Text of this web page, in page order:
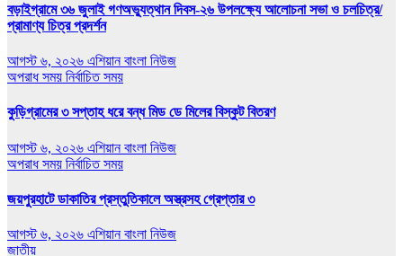
বড়াইগ্রামে ৩৬ জুলাই গণঅভ্যুত্থান দিবস-২৬ উপলক্ষ্যে আলোচনা সভা ও চলচিত্র/
প্রামাণ্য চিত্র প্রদর্শন
আগস্ট ৬, ২০২৬ এশিয়ান বাংলা নিউজ
অপরাধ সময় নির্বাচিত সময়
কুড়িগ্রামের ৩ সপ্তাহ ধরে বন্ধ মিড ডে মিলের বিস্কুট বিতরণ
আগস্ট ৬, ২০২৬ এশিয়ান বাংলা নিউজ
অপরাধ সময় নির্বাচিত সময়
জয়পুরহাটে ডাকাতির প্রস্তুতিকালে অস্ত্রসহ গ্রেপ্তার ৩
আগস্ট ৬, ২০২৬ এশিয়ান বাংলা নিউজ
জাতীয়